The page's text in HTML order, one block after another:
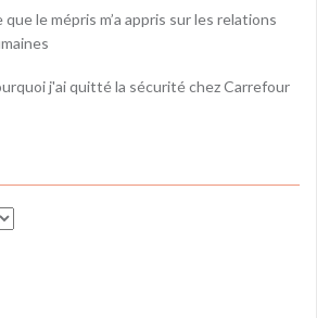
que le mépris m’a appris sur les relations
j'ai quitté la sécurité chez Carrefour